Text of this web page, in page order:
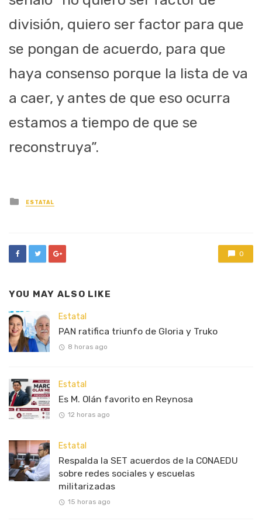
división, quiero ser factor para que
se pongan de acuerdo, para que
haya consenso porque la lista de va
a caer, y antes de que eso ocurra
estamos a tiempo de que se
reconstruya”.
Posted
in
ESTATAL
0
YOU MAY ALSO LIKE
Estatal
PAN ratifica triunfo de Gloria y Truko
8 horas ago
Estatal
Es M. Olán favorito en Reynosa
12 horas ago
Estatal
Respalda la SET acuerdos de la CONAEDU
sobre redes sociales y escuelas
militarizadas
15 horas ago